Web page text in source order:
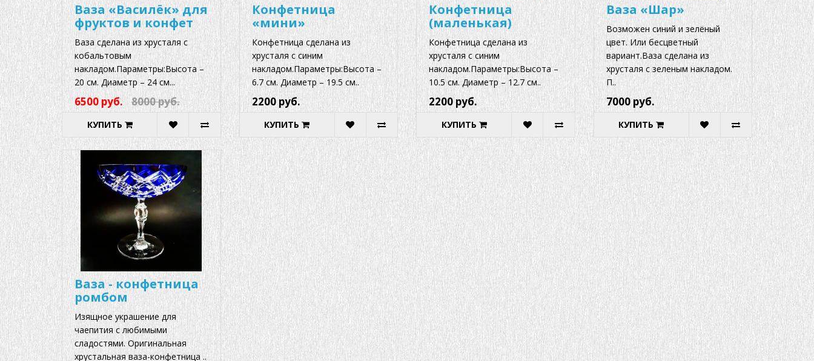
Ваза «Василёк» для
фруктов и конфет
Ваза сделана из хрусталя с
кобальтовым
накладом.Параметры:Высота –
20 см. Диаметр – 24 см...
6500 руб. 8000 руб.
КУПИТЬ
Конфетница
«мини»
Конфетница сделана из
хрусталя с синим
накладом.Параметры:Высота –
6.7 см. Диаметр – 19.5 см..
2200 руб.
КУПИТЬ
Конфетница
(маленькая)
Конфетница сделана из
хрусталя с синим
накладом.Параметры:Высота –
10.5 см. Диаметр – 12.7 см..
2200 руб.
КУПИТЬ
Ваза «Шар»
Возможен синий и зелёный
цвет. Или бесцветный
вариант.Ваза сделана из
хрусталя с зеленым накладом.
П..
7000 руб.
КУПИТЬ
Ваза - конфетница
ромбом
Изящное украшение для
чаепития с любимыми
сладостями. Оригинальная
хрустальная ваза-конфетница ..